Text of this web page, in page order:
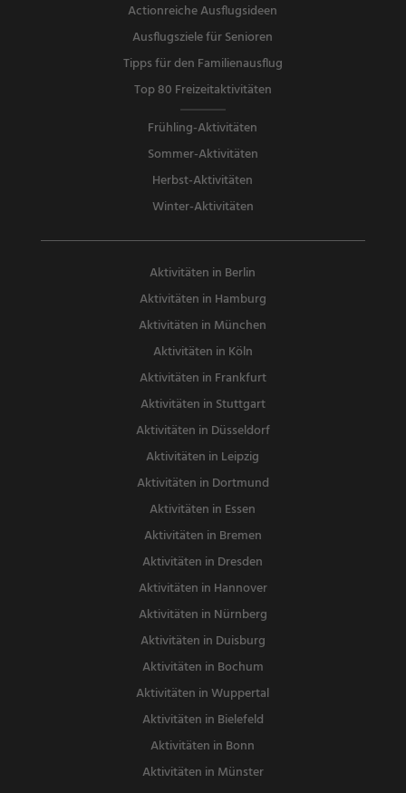
Actionreiche Ausflugsideen
Ausflugsziele für Senioren
Tipps für den Familienausflug
Top 80 Freizeitaktivitäten
Frühling-Aktivitäten
Sommer-Aktivitäten
Herbst-Aktivitäten
Winter-Aktivitäten
Aktivitäten in Berlin
Aktivitäten in Hamburg
Aktivitäten in München
Aktivitäten in Köln
Aktivitäten in Frankfurt
Aktivitäten in Stuttgart
Aktivitäten in Düsseldorf
Aktivitäten in Leipzig
Aktivitäten in Dortmund
Aktivitäten in Essen
Aktivitäten in Bremen
Aktivitäten in Dresden
Aktivitäten in Hannover
Aktivitäten in Nürnberg
Aktivitäten in Duisburg
Aktivitäten in Bochum
Aktivitäten in Wuppertal
Aktivitäten in Bielefeld
Aktivitäten in Bonn
Aktivitäten in Münster